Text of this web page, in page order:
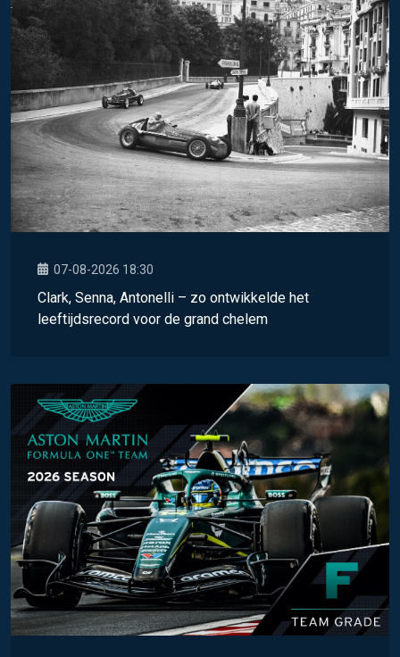
07-08-2026 18:30
Clark, Senna, Antonelli – zo ontwikkelde het
leeftijdsrecord voor de grand chelem